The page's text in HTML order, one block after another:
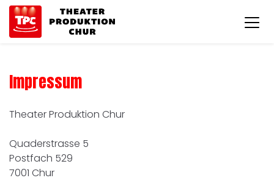
Impressum
Theater Produktion Chur
Quaderstrasse 5
Postfach 529
7001 Chur